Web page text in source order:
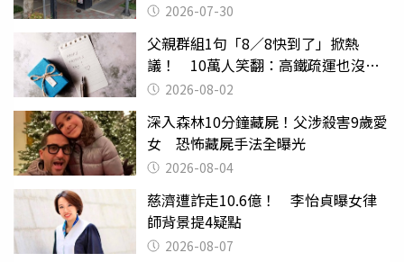
2026-07-30
父親群組1句「8／8快到了」掀熱
議！ 10萬人笑翻：高鐵疏運也沒列
父親節
2026-08-02
深入森林10分鐘藏屍！父涉殺害9歲愛
女 恐怖藏屍手法全曝光
2026-08-04
慈濟遭詐走10.6億！ 李怡貞曝女律
師背景提4疑點
2026-08-07